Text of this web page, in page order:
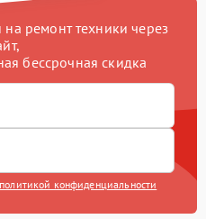
ремонт техники через
бессрочная скидка
политикой конфиденциальности